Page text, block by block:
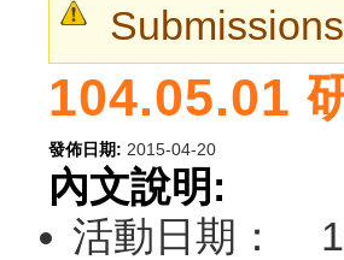
警告訊息
104.05.01
發佈日期: 2015-04-20
內文說明:
活動日期：